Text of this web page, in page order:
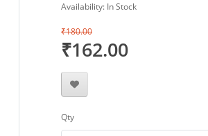
Availability: In Stock
₹180.00
₹162.00
Qty